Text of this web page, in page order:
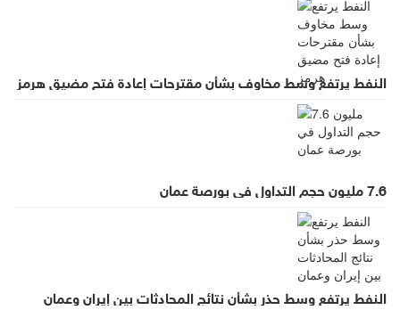
النفط يرتفع وسط مخاوف بشأن مقترحات إعادة فتح مضيق هرمز
7.6 مليون حجم التداول في بورصة عمان
النفط يرتفع وسط حذر بشأن نتائج المحادثات بين إيران وعمان